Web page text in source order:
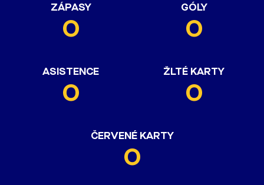
ZÁPASY
0
GÓLY
0
ASISTENCE
0
ŽLTÉ KARTY
0
ČERVENÉ KARTY
0